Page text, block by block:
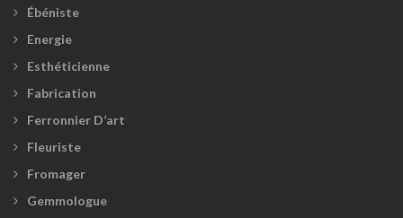
Ébéniste
Energie
Esthéticienne
Fabrication
Ferronnier D’art
Fleuriste
Fromager
Gemmologue